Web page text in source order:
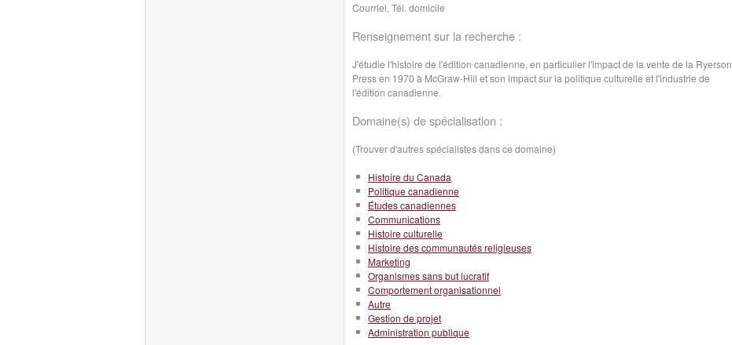
Courriel, Tél. domicile
Renseignement sur la recherche :
J'étudie l'histoire de l'édition canadienne, en particulier l'impact de la vente de la Ryerson
Press en 1970 à McGraw-Hill et son impact sur la politique culturelle et l'industrie de
l'édition canadienne.
Domaine(s) de spécialisation :
(Trouver d'autres spécialistes dans ce domaine)
Histoire du Canada
Politique canadienne
Études canadiennes
Communications
Histoire culturelle
Histoire des communautés religieuses
Marketing
Organismes sans but lucratif
Comportement organisationnel
Autre
Gestion de projet
Administration publique